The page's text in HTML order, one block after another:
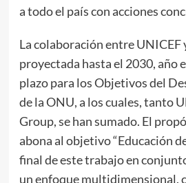
a todo el país con acciones
La colaboración entre UNICEF
proyectada hasta el 2030, año
plazo para los Objetivos del
de la ONU, a los cuales, tanto
Group, se han sumado. El
abona al objetivo “Educación
final de este trabajo en
un enfoque multidimensional,